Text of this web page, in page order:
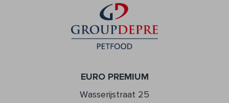
EURO PREMIUM
Wasserijstraat 25